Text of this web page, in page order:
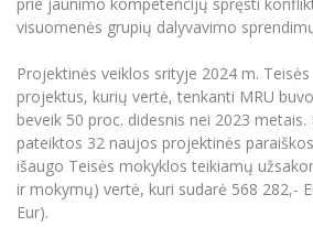
visuomenės grupių dalyvavimo
Projektinės veiklos srityje 2024 m.
projektus, kurių vertė, tenkanti MRU
beveik 50 proc. didesnis nei 2023 metais.
pateiktos 32 naujos projektinės
išaugo Teisės mokyklos teikiamų
ir mokymų) vertė, kuri sudarė 568 282,-
Eur).